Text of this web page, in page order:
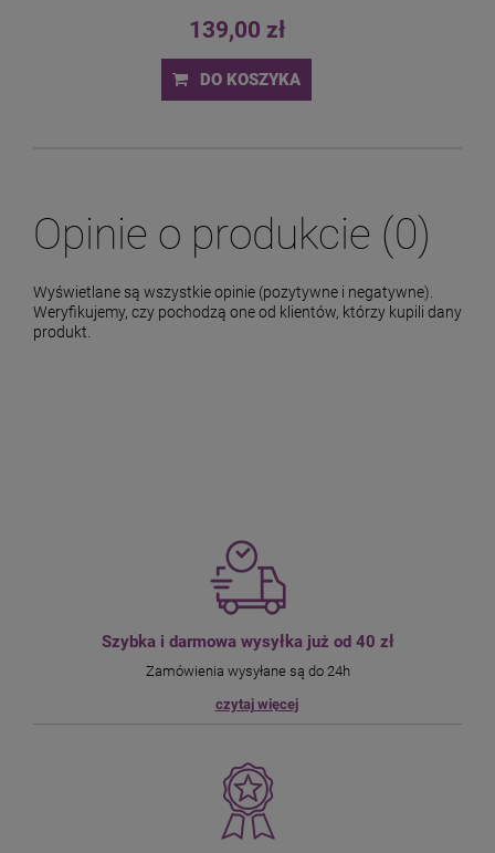
139,00 zł
DO KOSZYKA
Opinie o produkcie (0)
Wyświetlane są wszystkie opinie (pozytywne i negatywne).
Weryfikujemy, czy pochodzą one od klientów, którzy kupili dany
produkt.
Szybka i darmowa wysyłka już od 40 zł
Zamówienia wysyłane są do 24h
czytaj więcej